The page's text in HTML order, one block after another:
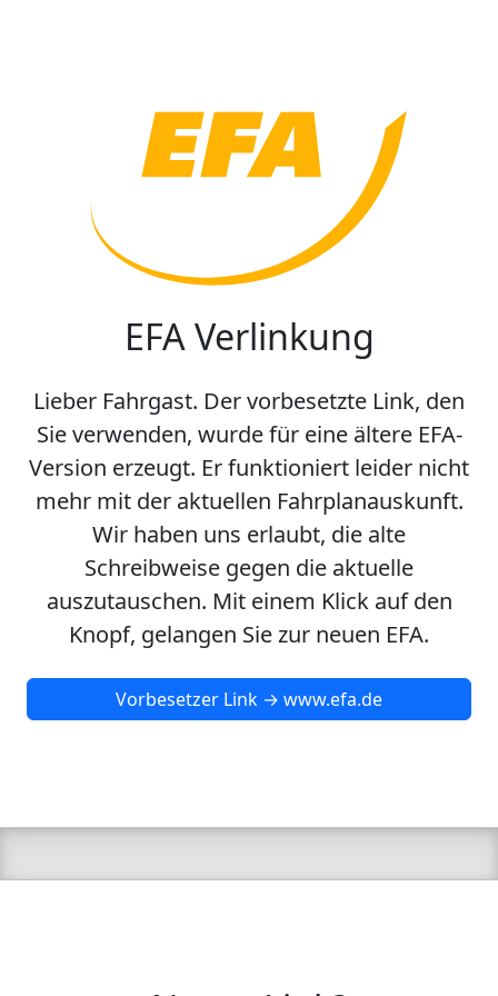
EFA Verlinkung
Lieber Fahrgast. Der vorbesetzte Link, den
Sie verwenden, wurde für eine ältere EFA-
Version erzeugt. Er funktioniert leider nicht
mehr mit der aktuellen Fahrplanauskunft.
Wir haben uns erlaubt, die alte
Schreibweise gegen die aktuelle
auszutauschen. Mit einem Klick auf den
Knopf, gelangen Sie zur neuen EFA.
Vorbesetzer Link → www.efa.de